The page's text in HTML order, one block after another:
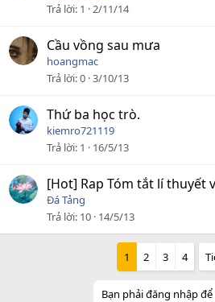
Trả lời 1 2/11/14
Cầu vồng sau mưa
hoangmac
Trả lời 0 3/10/13
Thứ ba học trò.
kiemro721119
Trả lời 1 16/5/13
[Hot] Rap Tóm tắt lí thuyết
Đá Tảng
Trả lời 10 14/5/13
1 2 3 4
Bạn phải đăng nhập